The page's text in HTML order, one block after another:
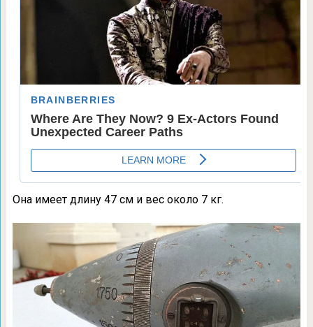
Она имеет длину 47 см и вес около 7 кг.